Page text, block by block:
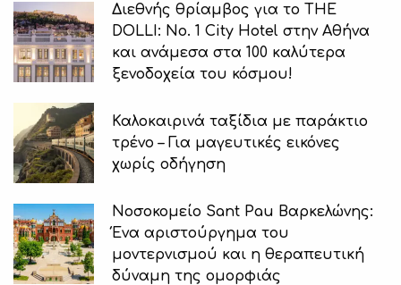
Διεθνής θρίαμβος για το THE
DOLLI: No. 1 City Hotel στην Αθήνα
και ανάμεσα στα 100 καλύτερα
ξενοδοχεία του κόσμου!
Καλοκαιρινά ταξίδια με παράκτιο
τρένο – Για μαγευτικές εικόνες
χωρίς οδήγηση
Νοσοκομείο Sant Pau Βαρκελώνης:
Ένα αριστούργημα του
μοντερνισμού και η θεραπευτική
δύναμη της ομορφιάς